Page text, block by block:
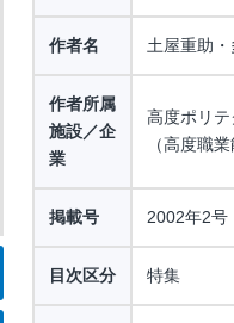
作者名 土屋重助
作者所属
施設／企
業
高度ポリ
（高度職
掲載号 2002年2号
目次区分 特集